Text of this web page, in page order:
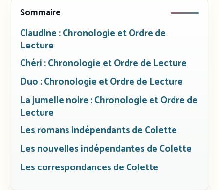
Sommaire
Claudine : Chronologie et Ordre de
Lecture
Chéri : Chronologie et Ordre de Lecture
Duo : Chronologie et Ordre de Lecture
La jumelle noire : Chronologie et Ordre de
Lecture
Les romans indépendants de Colette
Les nouvelles indépendantes de Colette
Les correspondances de Colette